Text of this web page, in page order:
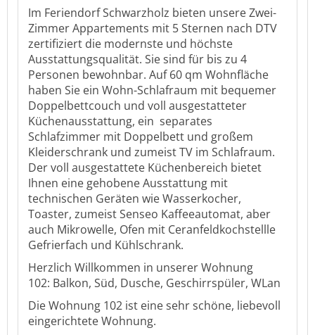
Im Feriendorf Schwarzholz bieten unsere Zwei-
Zimmer Appartements mit 5 Sternen nach DTV
zertifiziert die modernste und höchste
Ausstattungsqualität. Sie sind für bis zu 4
Personen bewohnbar. Auf 60 qm Wohnfläche
haben Sie ein Wohn-Schlafraum mit bequemer
Doppelbettcouch und voll ausgestatteter
Küchenausstattung, ein separates
Schlafzimmer mit Doppelbett und großem
Kleiderschrank und zumeist TV im Schlafraum.
Der voll ausgestattete Küchenbereich bietet
Ihnen eine gehobene Ausstattung mit
technischen Geräten wie Wasserkocher,
Toaster, zumeist Senseo Kaffeeautomat, aber
auch Mikrowelle, Ofen mit Ceranfeldkochstellle
Gefrierfach und Kühlschrank.
Herzlich Willkommen in unserer Wohnung
102: Balkon, Süd, Dusche, Geschirrspüler, WLan
Die Wohnung 102 ist eine sehr schöne, liebevoll
eingerichtete Wohnung.